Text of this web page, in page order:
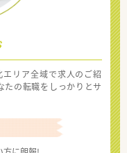
エリア全域で求人のご紹
たの転職をしっかりとサ